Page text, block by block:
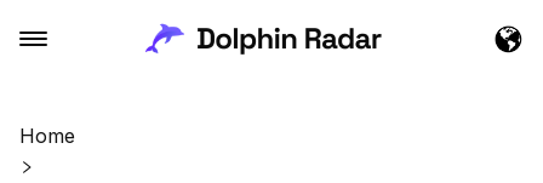
Home